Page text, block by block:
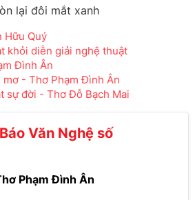
lại đôi mắt xanh
Hữu Quý
khỏi diễn giải nghệ thuật
Đình Ân
- Thơ Phạm Đình Ân
sự đời - Thơ Đỗ Bạch Mai
Báo Văn Nghệ số
Phạm Đình Ân